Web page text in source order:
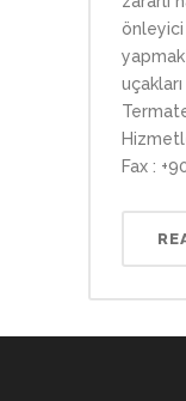
önleyici
Fax :